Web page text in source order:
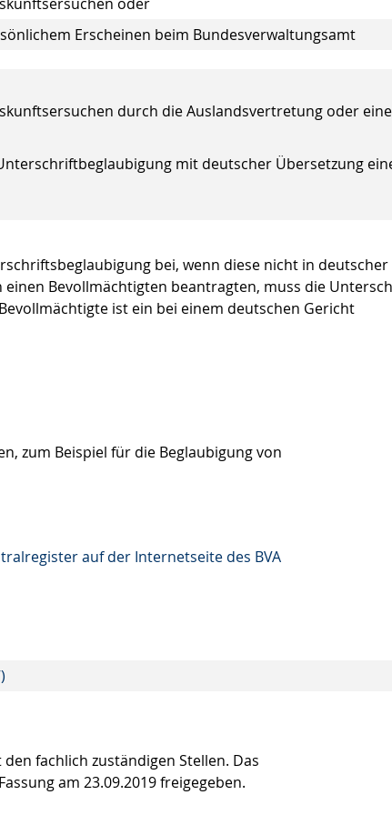
Erscheinen beim Bundesverwaltungsamt
durch die Auslandsvertretung oder eine
mit deutscher Übersetzung
bei, wenn diese nicht in deutscher
Bevollmächtigten beantragten, muss die
ist ein bei einem deutschen Gericht
zum Beispiel für die Beglaubigung von
auf der Internetseite des BVA
fachlich zuständigen Stellen. Das
am 23.09.2019 freigegeben.